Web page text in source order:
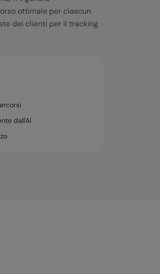
ottimale per ciascun
dei clienti per il tracking
dall'AI